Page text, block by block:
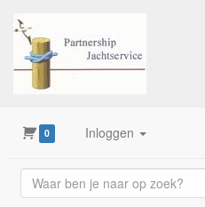
0 Inloggen